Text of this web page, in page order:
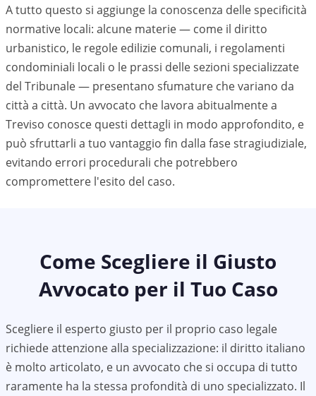
A tutto questo si aggiunge la conoscenza delle specificità
normative locali: alcune materie — come il diritto
urbanistico, le regole edilizie comunali, i regolamenti
condominiali locali o le prassi delle sezioni specializzate
del Tribunale — presentano sfumature che variano da
città a città. Un avvocato che lavora abitualmente a
Treviso conosce questi dettagli in modo approfondito, e
può sfruttarli a tuo vantaggio fin dalla fase stragiudiziale,
evitando errori procedurali che potrebbero
compromettere l'esito del caso.
Come Scegliere il Giusto
Avvocato per il Tuo Caso
Scegliere il esperto giusto per il proprio caso legale
richiede attenzione alla specializzazione: il diritto italiano
è molto articolato, e un avvocato che si occupa di tutto
raramente ha la stessa profondità di uno specializzato. Il